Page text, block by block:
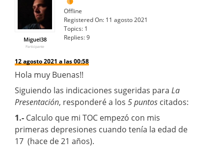
Miguel38
Participante
Offline
Registered On: 11 agosto 2021
Topics: 1
Replies:9
12 agosto 2021 a las 00:58
Hola muy Buenas!!
Siguiendo las indicaciones sugeridas para La
Presentación, responderé a los 5 puntos citados:
1.- Calculo que mi TOC empezó con mis
primeras depresiones cuando tenía la edad de
17 (hace de 21 años).